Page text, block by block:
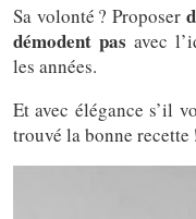
Sa volonté ? Proposer
démodent pas avec
les années.
Et avec élégance s’il
trouvé la bonne recette !